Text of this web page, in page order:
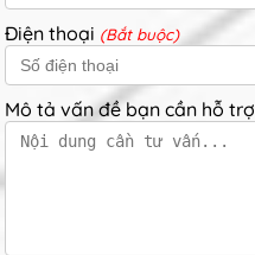
Điện thoại (Bắt buộc)
Mô tả vấn đề bạn cần hỗ trợ